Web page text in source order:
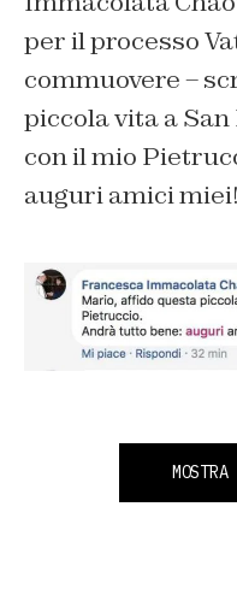
per il processo
commuovere –
piccola vita a
con il mio
auguri amici